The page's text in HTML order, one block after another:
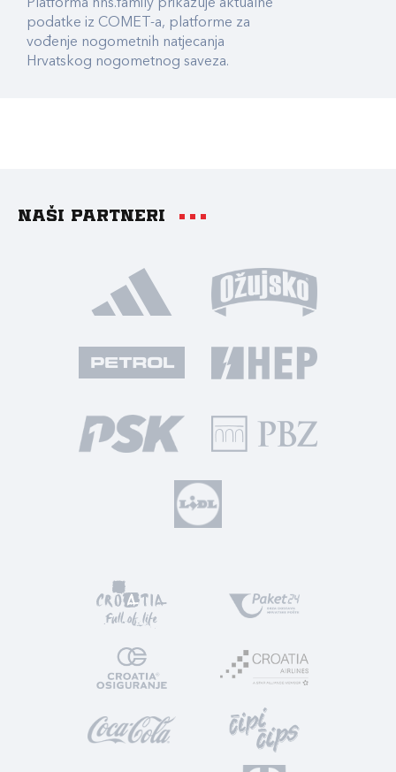
Platforma hns.family prikazuje aktualne
podatke iz COMET-a, platforme za
vođenje nogometnih natjecanja
Hrvatskog nogometnog saveza.
Naši partneri